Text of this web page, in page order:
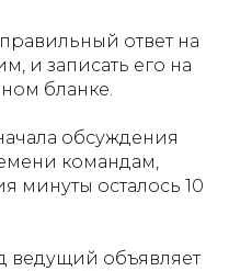
ответ на
и записать его на
бланке.
обсуждения
командам,
минуты осталось 10
ведущий объявляет